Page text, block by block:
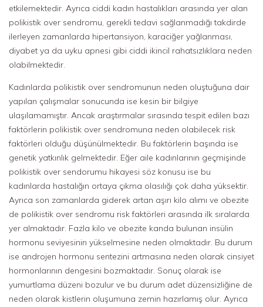
etkilemektedir. Ayrıca ciddi kadın hastalıkları arasında yer alan
polikistik over sendromu, gerekli tedavi sağlanmadığı takdirde
ilerleyen zamanlarda hipertansiyon, karaciğer yağlanması,
diyabet ya da uyku apnesi gibi ciddi ikincil rahatsızlıklara neden
olabilmektedir.
Kadınlarda polikistik over sendromunun neden oluştuğuna dair
yapılan çalışmalar sonucunda ise kesin bir bilgiye
ulaşılamamıştır. Ancak araştırmalar sırasında tespit edilen bazı
faktörlerin polikistik over sendromuna neden olabilecek risk
faktörleri olduğu düşünülmektedir. Bu faktörlerin başında ise
genetik yatkınlık gelmektedir. Eğer aile kadınlarının geçmişinde
polikistik over sendorumu hikayesi söz konusu ise bu
kadınlarda hastalığın ortaya çıkma olasılığı çok daha yüksektir.
Ayrıca son zamanlarda giderek artan aşırı kilo alımı ve obezite
de polikistik over sendromu risk faktörleri arasında ilk sıralarda
yer almaktadır. Fazla kilo ve obezite kanda bulunan insülin
hormonu seviyesinin yükselmesine neden olmaktadır. Bu durum
ise androjen hormonu sentezini artmasına neden olarak cinsiyet
hormonlarının dengesini bozmaktadır. Sonuç olarak ise
yumurtlama düzeni bozulur ve bu durum adet düzensizliğine de
neden olarak kistlerin oluşumuna zemin hazırlamış olur. Ayrıca